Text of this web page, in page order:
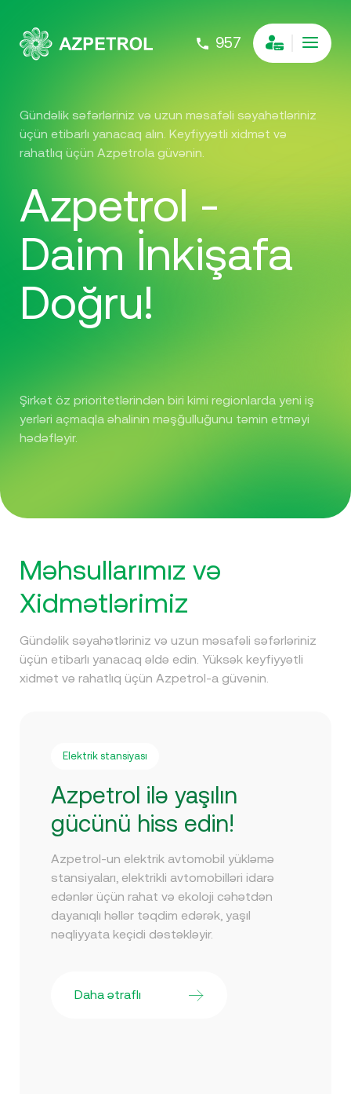
957
Gündəlik səfərləriniz və uzun məsafəli səyahətləriniz
üçün etibarlı yanacaq alın. Keyfiyyətli xidmət və
rahatlıq üçün Azpetrola güvənin.
Azpetrol -
Daim İnkişafa
Doğru!
Şirkət öz prioritetlərindən biri kimi regionlarda yeni iş
yerləri açmaqla əhalinin məşğulluğunu təmin etməyi
hədəfləyir.
Məhsullarımız və
Xidmətlərimiz
Gündəlik səyahətləriniz və uzun məsafəli səfərləriniz
üçün etibarlı yanacaq əldə edin. Yüksək keyfiyyətli
xidmət və rahatlıq üçün Azpetrol-a güvənin.
Elektrik stansiyası
Azpetrol ilə yaşılın
gücünü hiss edin!
Azpetrol-un elektrik avtomobil yükləmə
stansiyaları, elektrikli avtomobilləri idarə
edənlər üçün rahat və ekoloji cəhətdən
dayanıqlı həllər təqdim edərək, yaşıl
nəqliyyata keçidi dəstəkləyir.
Daha ətraflı